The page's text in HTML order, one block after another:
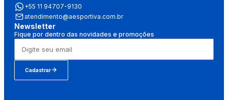
+55 11 94707-9130
atendimento@aesportiva.com.br
Newsletter
Fique por dentro das novidades e promoções
Cadastrar